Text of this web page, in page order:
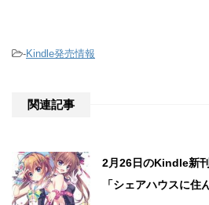
-Kindle発売情報
関連記事
2月26日のKindle新
「シェアハウスに